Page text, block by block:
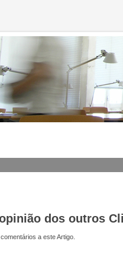
dos outros
a este Artigo.